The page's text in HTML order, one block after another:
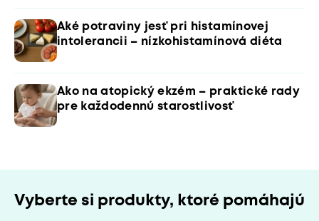
Aké potraviny jesť pri histamínovej
intolerancii – nízkohistamínová diéta
Ako na atopický ekzém – praktické rady
pre každodennú starostlivosť
Vyberte si produkty, ktoré pomáhajú